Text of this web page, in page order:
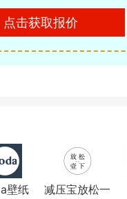
点击获取报价
壁纸
减压宝放松一